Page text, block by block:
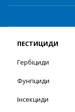
ПЕСТИЦИДИ
Гербіциди
Фунгіциди
Інсекциди